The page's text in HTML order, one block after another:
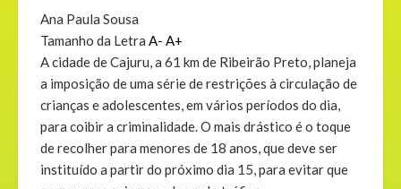
Ana Paula Sousa
Tamanho da Letra A- A+
A cidade de Cajuru, a 61 km de Ribeirão Preto, planeja
a imposição de uma série de restrições à circulação de
crianças e adolescentes, em vários períodos do dia,
para coibir a criminalidade. O mais drástico é o toque
de recolher para menores de 18 anos, que deve ser
instituído a partir do próximo dia 15, para evitar que